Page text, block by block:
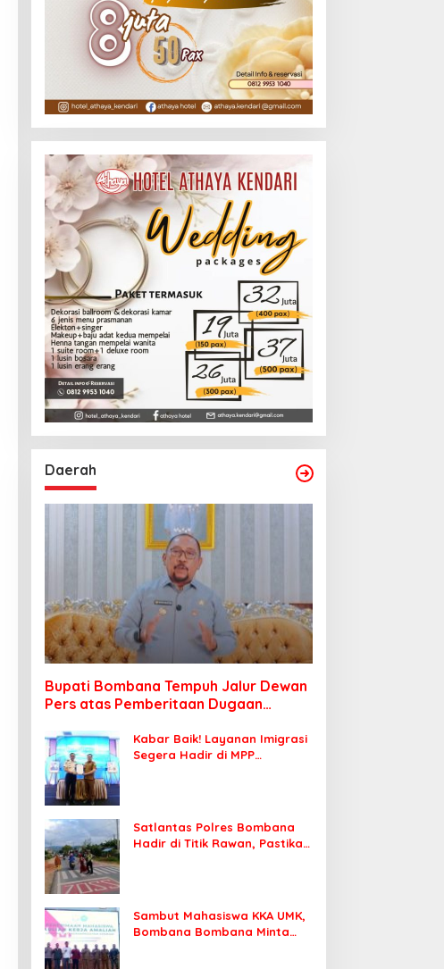
Daerah
Bupati Bombana Tempuh Jalur Dewan
Pers atas Pemberitaan Dugaan
Kabar Baik! Layanan Imigrasi
Segera Hadir di MPP
Satlantas Polres Bombana
Hadir di Titik Rawan, Pastikan
Sambut Mahasiswa KKA UMK,
Bombana Bombana Minta